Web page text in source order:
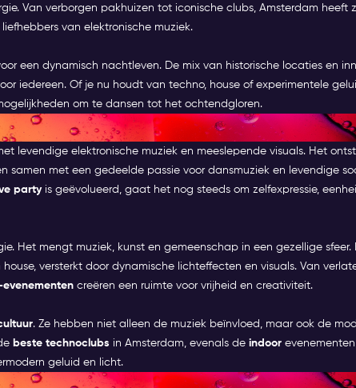
Van verborgen pakhuizen tot iconische clubs, Amsterdam heeft
van elektronische muziek.
een dynamisch nachtleven. De mix van historische locaties en
iedereen. Of je nu houdt van techno, house of experimentele
om te dansen tot het ochtendgloren.
levendige elektronische muziek en meeslepende visuals. Het
samen met een gedeelde passie voor dansmuziek en levendige
party is geëvolueerd, gaat het nog steeds om zelfexpressie,
Het mengt muziek, kunst en gemeenschap in een gezellige sfeer.
versterkt door dynamische lichteffecten en visuals. Van
creëren een ruimte voor vrijheid en creativiteit.
. Ze hebben niet alleen de muziek beïnvloed, maar ook de
beste technoclubs in Amsterdam, evenals de indoor
geluid en licht.